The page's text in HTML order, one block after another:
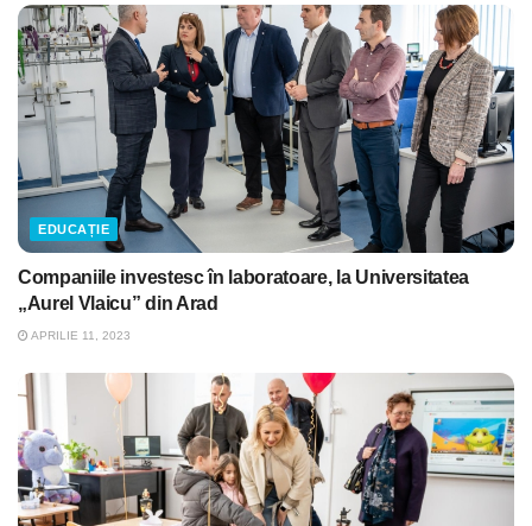
EDUCAȚIE
Companiile investesc în laboratoare, la Universitatea
„Aurel Vlaicu” din Arad
APRILIE 11, 2023